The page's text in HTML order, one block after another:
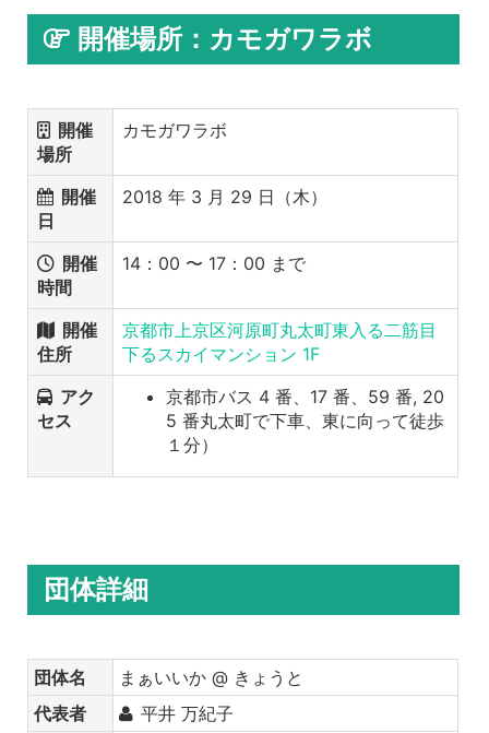
開催場所：カモガワラボ
開催
場所
カモガワラボ
開催
日
2018 年 3 月 29 日（木）
開催
時間
14：00 〜 17：00 まで
開催
住所
京都市上京区河原町丸太町東入る二筋目
下るスカイマンション 1F
アク
セス
京都市バス 4 番、17 番、59 番, 20
5 番丸太町で下車、東に向って徒歩
１分）
団体詳細
団体名
まぁいいか @ きょうと
代表者
平井 万紀子